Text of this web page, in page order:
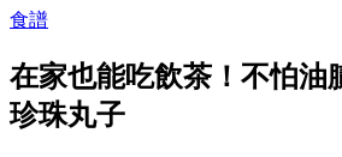
食譜
在家也能吃飲茶！不怕油
珍珠丸子